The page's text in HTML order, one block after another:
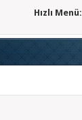
Hızlı Menü: